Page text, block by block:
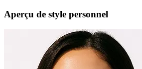
Aperçu de style personnel